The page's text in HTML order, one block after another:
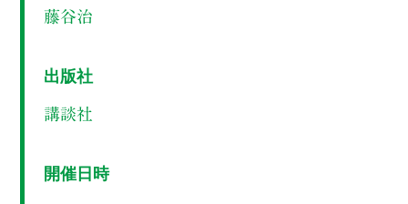
藤谷治
出版社
講談社
開催日時